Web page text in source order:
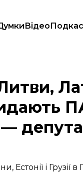
Відео
покидають ПАРЄ і
—
Естонії і